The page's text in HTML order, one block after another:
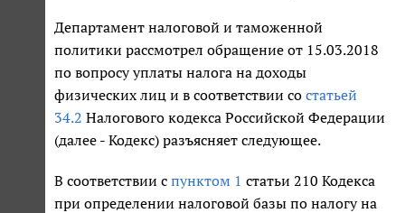
Департамент налоговой и таможенной
политики рассмотрел обращение от 15.03.2018
по вопросу уплаты налога на доходы
физических лиц и в соответствии со статьей
34.2 Налогового кодекса Российской Федерации
(далее - Кодекс) разъясняет следующее.
В соответствии с пунктом 1 статьи 210 Кодекса
при определении налоговой базы по налогу на